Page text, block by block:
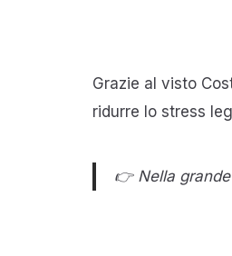
Grazie al visto
ridurre lo stress
👉 Nella